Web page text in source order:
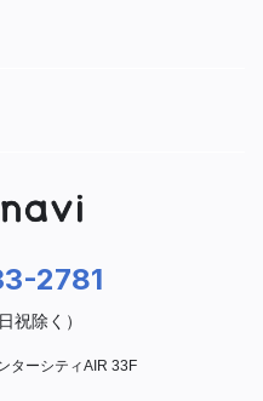
2781
ターシティAIR 33F